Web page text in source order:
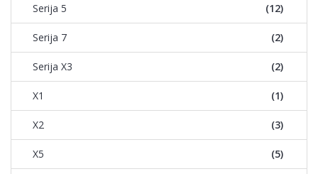
Serija 5 (12)
Serija 7 (2)
Serija X3 (2)
X1 (1)
X2 (3)
X5 (5)